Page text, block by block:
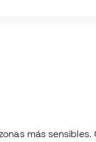
más sensibles.